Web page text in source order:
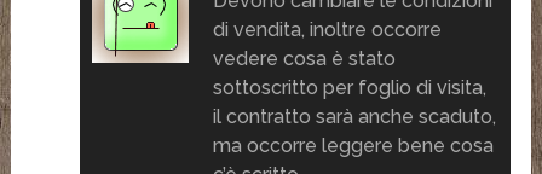
di vendita, inoltre occorre
vedere cosa è stato
sottoscritto per foglio di visita,
il contratto sarà anche scaduto,
ma occorre leggere bene cosa